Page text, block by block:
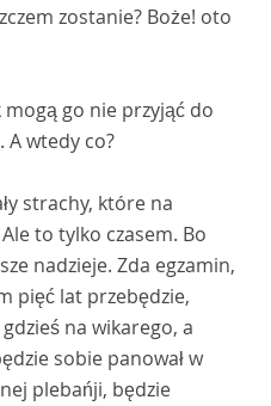
zostanie? Boże! oto
go nie przyjąć do
A wtedy co?
strachy, które na
to tylko czasem. Bo
nadzieje. Zda egzamin,
pięć lat przebędzie,
na wikarego, a
sobie panował w
plebańji, będzie